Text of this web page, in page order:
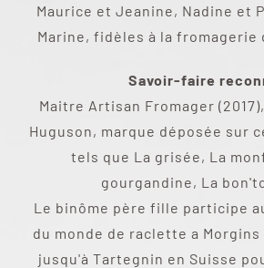
Maurice et Jeanine, Nadine et
Marine, fidèles à la fromagerie
Savoir-faire
Maitre Artisan Fromager
Huguson, marque déposée sur
tels que La grisée, La
gourgandine, La
Le binôme père fille participe
du monde de raclette a
jusqu'à Tartegnin en Suisse